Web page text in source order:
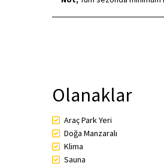
Olanaklar
Araç Park Yeri
Doğa Manzaralı
Klima
Sauna